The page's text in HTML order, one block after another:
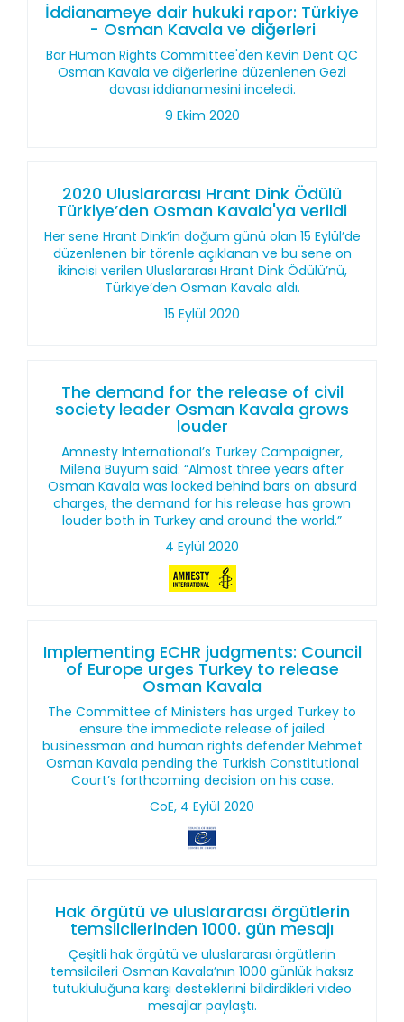
İddianameye dair hukuki rapor: Türkiye
- Osman Kavala ve diğerleri
Bar Human Rights Committee'den Kevin Dent QC
Osman Kavala ve diğerlerine düzenlenen Gezi
davası iddianamesini inceledi.
9 Ekim 2020
2020 Uluslararası Hrant Dink Ödülü
Türkiye’den Osman Kavala'ya verildi
Her sene Hrant Dink’in doğum günü olan 15 Eylül’de
düzenlenen bir törenle açıklanan ve bu sene on
ikincisi verilen Uluslararası Hrant Dink Ödülü’nü,
Türkiye’den Osman Kavala aldı.
15 Eylül 2020
The demand for the release of civil
society leader Osman Kavala grows
louder
Amnesty International’s Turkey Campaigner,
Milena Buyum said: “Almost three years after
Osman Kavala was locked behind bars on absurd
charges, the demand for his release has grown
louder both in Turkey and around the world.”
4 Eylül 2020
Implementing ECHR judgments: Council
of Europe urges Turkey to release
Osman Kavala
The Committee of Ministers has urged Turkey to
ensure the immediate release of jailed
businessman and human rights defender Mehmet
Osman Kavala pending the Turkish Constitutional
Court’s forthcoming decision on his case.
CoE, 4 Eylül 2020
Hak örgütü ve uluslararası örgütlerin
temsilcilerinden 1000. gün mesajı
Çeşitli hak örgütü ve uluslararası örgütlerin
temsilcileri Osman Kavala’nın 1000 günlük haksız
tutukluluğuna karşı desteklerini bildirdikleri video
mesajlar paylaştı.